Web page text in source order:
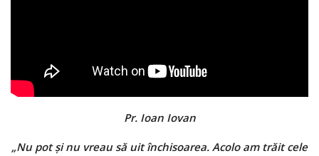
Pr. Ioan Iovan
„Nu pot și nu vreau să uit închisoarea. Acolo am trăit cele